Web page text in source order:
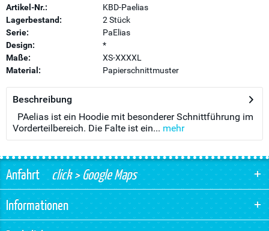
Artikel-Nr.:
KBD-Paelias
Lagerbestand:
2 Stück
Serie:
PaElias
Design:
*
Maße:
XS-XXXXL
Material:
Papierschnittmuster
Beschreibung
PAelias ist ein Hoodie mit besonderer Schnittführung im
Vorderteilbereich. Die Falte ist ein... mehr
Anfahrtclick > Google Maps
Informationen